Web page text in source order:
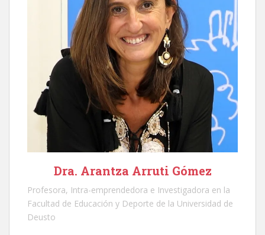
Dra. Arantza Arruti Gómez
Profesora, Intra-emprendedora e Investigadora en la
Facultad de Educación y Deporte de la Universidad de
Deusto